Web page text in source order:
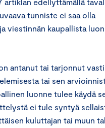
tunniste ei saa olla
viestinnän kaupallista
antanut tai tarjonnut
tai sen
luonne tulee käydä
ei tule syntyä
kuluttajan tai muun